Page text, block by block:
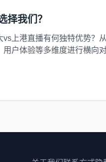
择我们？
上港直播有何独特优势？
户体验等多维度进行横向